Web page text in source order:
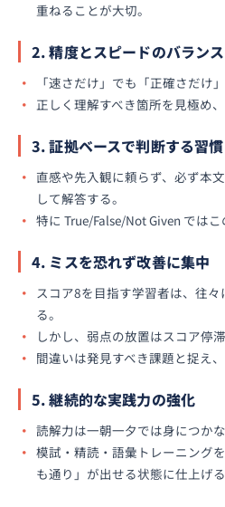
重ねることが大切。
2. 精度とスピードのバラン
「速さだけ」でも「正確さだけ
正しく理解すべき箇所を見極め
3. 証拠ベースで判断する習慣
直感や先入観に頼らず、必ず本
して解答する。
特に True/False/Not Given では
4. ミスを恐れず改善に集中
スコア8を目指す学習者は、往
る。
しかし、弱点の放置はスコア停
間違いは発見すべき課題と捉え
5. 継続的な実践力の強化
読解力は一朝一夕では身につかな
模試・精読・語彙トレーニング
も通り」が出せる状態に仕上げる